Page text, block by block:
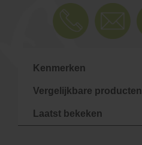
Kenmerken
Vergelijkbare producten
Laatst bekeken